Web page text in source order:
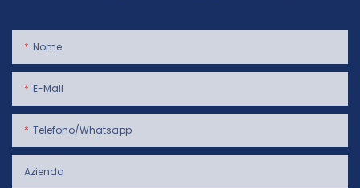
Nome
E-Mail
Telefono/whatsapp
Azienda